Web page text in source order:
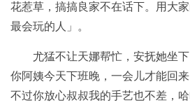
花惹草，搞搞良家不在话下。用大
最会玩的人」。
尤猛不让天娜帮忙，安抚她坐
你阿姨今天下班晚，一会儿才能回
不过你放心叔叔我的手艺也不差，哈